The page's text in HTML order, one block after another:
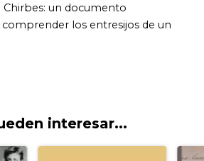
interesar...